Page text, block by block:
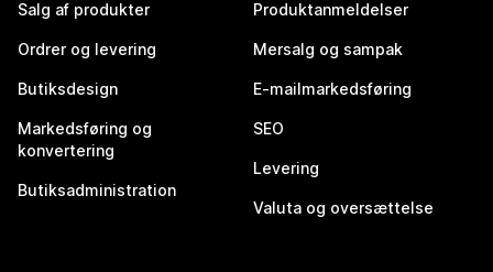
Salg af produkter
Ordrer og levering
Butiksdesign
Markedsføring og
konvertering
Butiksadministration
Produktanmeldelser
Mersalg og sampak
E-mailmarkedsføring
SEO
Levering
Valuta og oversættelse